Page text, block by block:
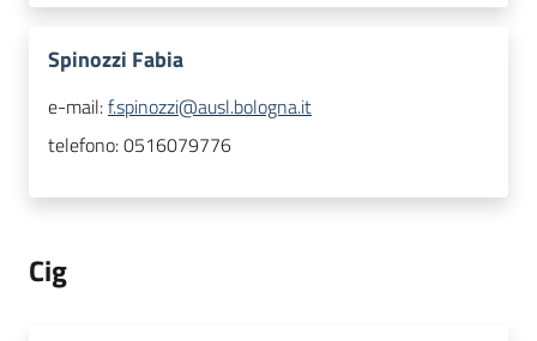
Spinozzi Fabia
e-mail:f.spinozzi@ausl.bologna.it
telefono:0516079776
Cig